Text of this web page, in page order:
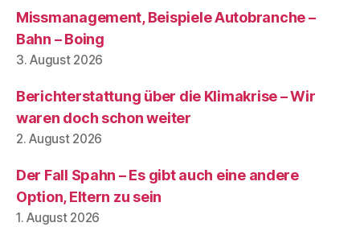
Missmanagement, Beispiele Autobranche –
Bahn – Boing
3. August 2026
Berichterstattung über die Klimakrise – Wir
waren doch schon weiter
2. August 2026
Der Fall Spahn – Es gibt auch eine andere
Option, Eltern zu sein
1. August 2026